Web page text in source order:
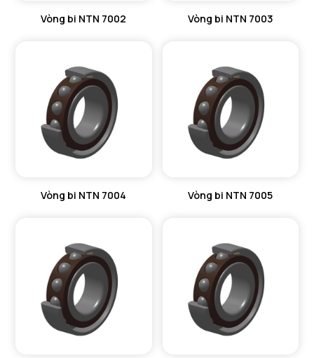
Vòng bi NTN 7002 Vòng bi NTN 7003
Vòng bi NTN 7004 Vòng bi NTN 7005